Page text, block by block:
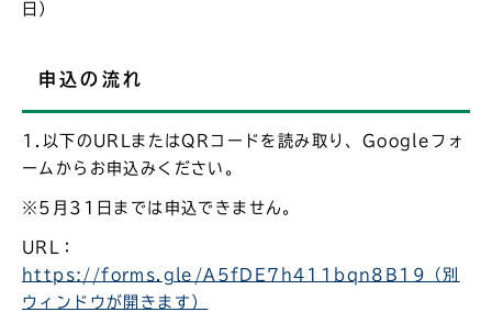
日）
申込の流れ
1.以下のURLまたはQRコードを読み取り、Googleフォ
ームからお申込みください。
※5月31日までは申込できません。
URL：
https://forms.gle/A5fDE7h411bqn8B19
（別
ウィンドウが開きます）